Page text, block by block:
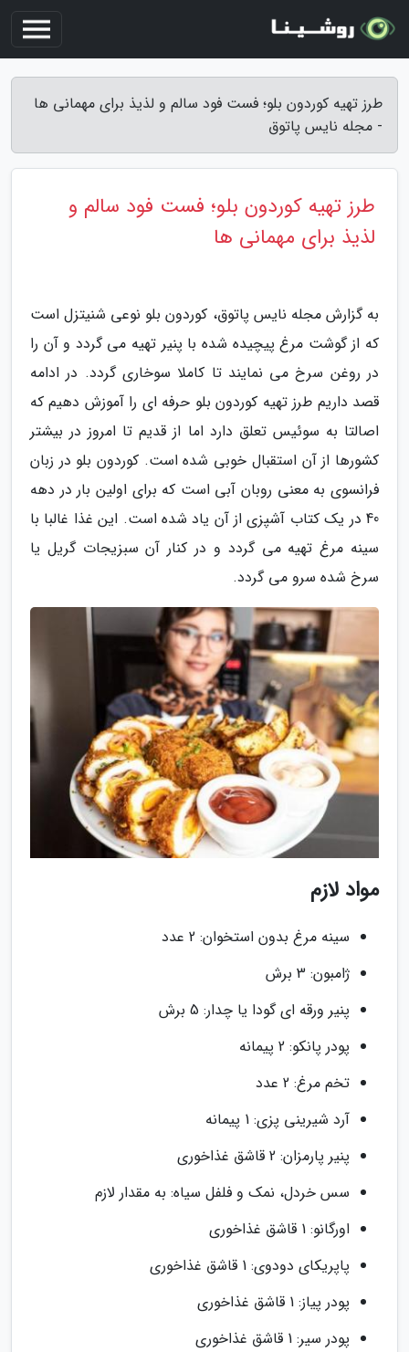
طرز تهیه کوردون بلو؛ فست فود سالم و لذیذ برای مهمانی ها
- مجله نایس پاتوق
طرز تهیه کوردون بلو؛ فست فود سالم و
لذیذ برای مهمانی ها
به گزارش مجله نایس پاتوق، کوردون بلو نوعی شنیتزل است
که از گوشت مرغ پیچیده شده با پنیر تهیه می گردد و آن را
در روغن سرخ می نمایند تا کاملا سوخاری گردد. در ادامه
قصد داریم طرز تهیه کوردون بلو حرفه ای را آموزش دهیم که
اصالتا به سوئیس تعلق دارد اما از قدیم تا امروز در بیشتر
کشورها از آن استقبال خوبی شده است. کوردون بلو در زبان
فرانسوی به معنی روبان آبی است که برای اولین بار در دهه
40 در یک کتاب آشپزی از آن یاد شده است. این غذا غالبا با
سینه مرغ تهیه می گردد و در کنار آن سبزیجات گریل یا
سرخ شده سرو می گردد.
مواد لازم
سینه مرغ بدون استخوان: 2 عدد
ژامبون: 3 برش
پنیر ورقه ای گودا یا چدار: 5 برش
پودر پانکو: 2 پیمانه
تخم مرغ: 2 عدد
آرد شیرینی پزی: 1 پیمانه
پنیر پارمزان: 2 قاشق غذاخوری
سس خردل، نمک و فلفل سیاه: به مقدار لازم
اورگانو: 1 قاشق غذاخوری
پاپریکای دودوی: 1 قاشق غذاخوری
پودر پیاز: 1 قاشق غذاخوری
پودر سیر: 1 قاشق غذاخوری